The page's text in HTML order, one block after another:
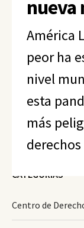
nueva
América
peor ha
nivel
esta
más
CATEGORÍAS
Centro de